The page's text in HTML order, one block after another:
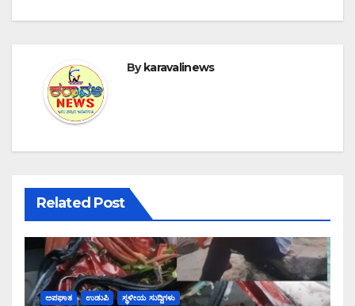
By karavalinews
Related Post
ಅಪಘಾತ ಉಡುಪಿ ಸ್ಥಳೀಯ ಸುದ್ದಿಗಳು